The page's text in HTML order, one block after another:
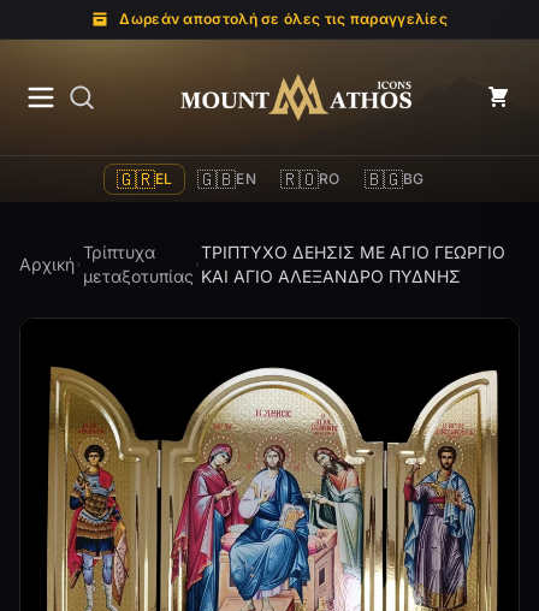
Δωρεάν αποστολή σε όλες τις παραγγελίες
Mount Athos Icons
🇬🇷EL 🇬🇧EN 🇷🇴RO 🇧🇬BG
Αρχική
Τρίπτυχα
μεταξοτυπίας
ΤΡΙΠΤΥΧΟ ΔΕΗΣΙΣ ΜΕ ΑΓΙΟ ΓΕΩΡΓΙΟ
ΚΑΙ ΑΓΙΟ ΑΛΕΞΑΝΔΡΟ ΠΥΔΝΗΣ